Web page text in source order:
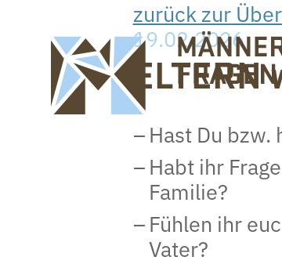
zurück zur
19.02.2026
Hast Du
Habt ihr
Familie?
Fühlen ihr
Vater?